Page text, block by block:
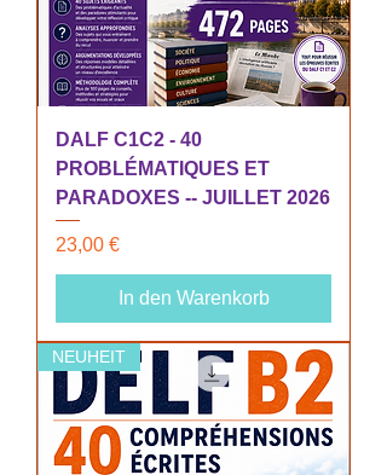
DALF C1C2 - 40
PROBLÉMATIQUES ET
PARADOXES -- JUILLET 2026
Preis
23,00 €
In den Warenkorb
NEUHEIT